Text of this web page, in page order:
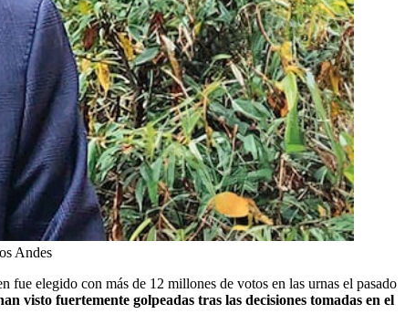
Andes
elegido con más de 12 millones de votos en las urnas el pasado
visto fuertemente golpeadas tras las decisiones tomadas en el